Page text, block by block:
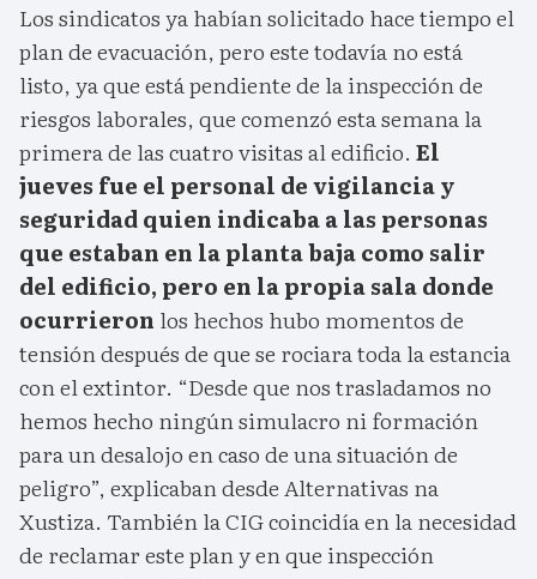
Los sindicatos ya habían solicitado hace tiempo el
plan de evacuación, pero este todavía no está
listo, ya que está pendiente de la inspección de
riesgos laborales, que comenzó esta semana la
primera de las cuatro visitas al edificio. El
jueves fue el personal de vigilancia y
seguridad quien indicaba a las personas
que estaban en la planta baja como salir
del edificio, pero en la propia sala donde
ocurrieron los hechos hubo momentos de
tensión después de que se rociara toda la estancia
con el extintor. “Desde que nos trasladamos no
hemos hecho ningún simulacro ni formación
para un desalojo en caso de una situación de
peligro”, explicaban desde Alternativas na
Xustiza. También la CIG coincidía en la necesidad
de reclamar este plan y en que inspección